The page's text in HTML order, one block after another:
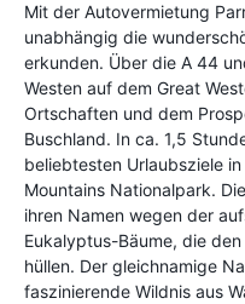
Mit der Autovermietung
unabhängig die
erkunden. Über die A 44
Westen auf dem Great
Ortschaften und dem
Buschland. In ca. 1,5
beliebtesten Urlaubsziele
Mountains Nationalpark.
ihren Namen wegen der
Eukalyptus-Bäume, die
hüllen. Der gleichnamige
faszinierende Wildnis aus